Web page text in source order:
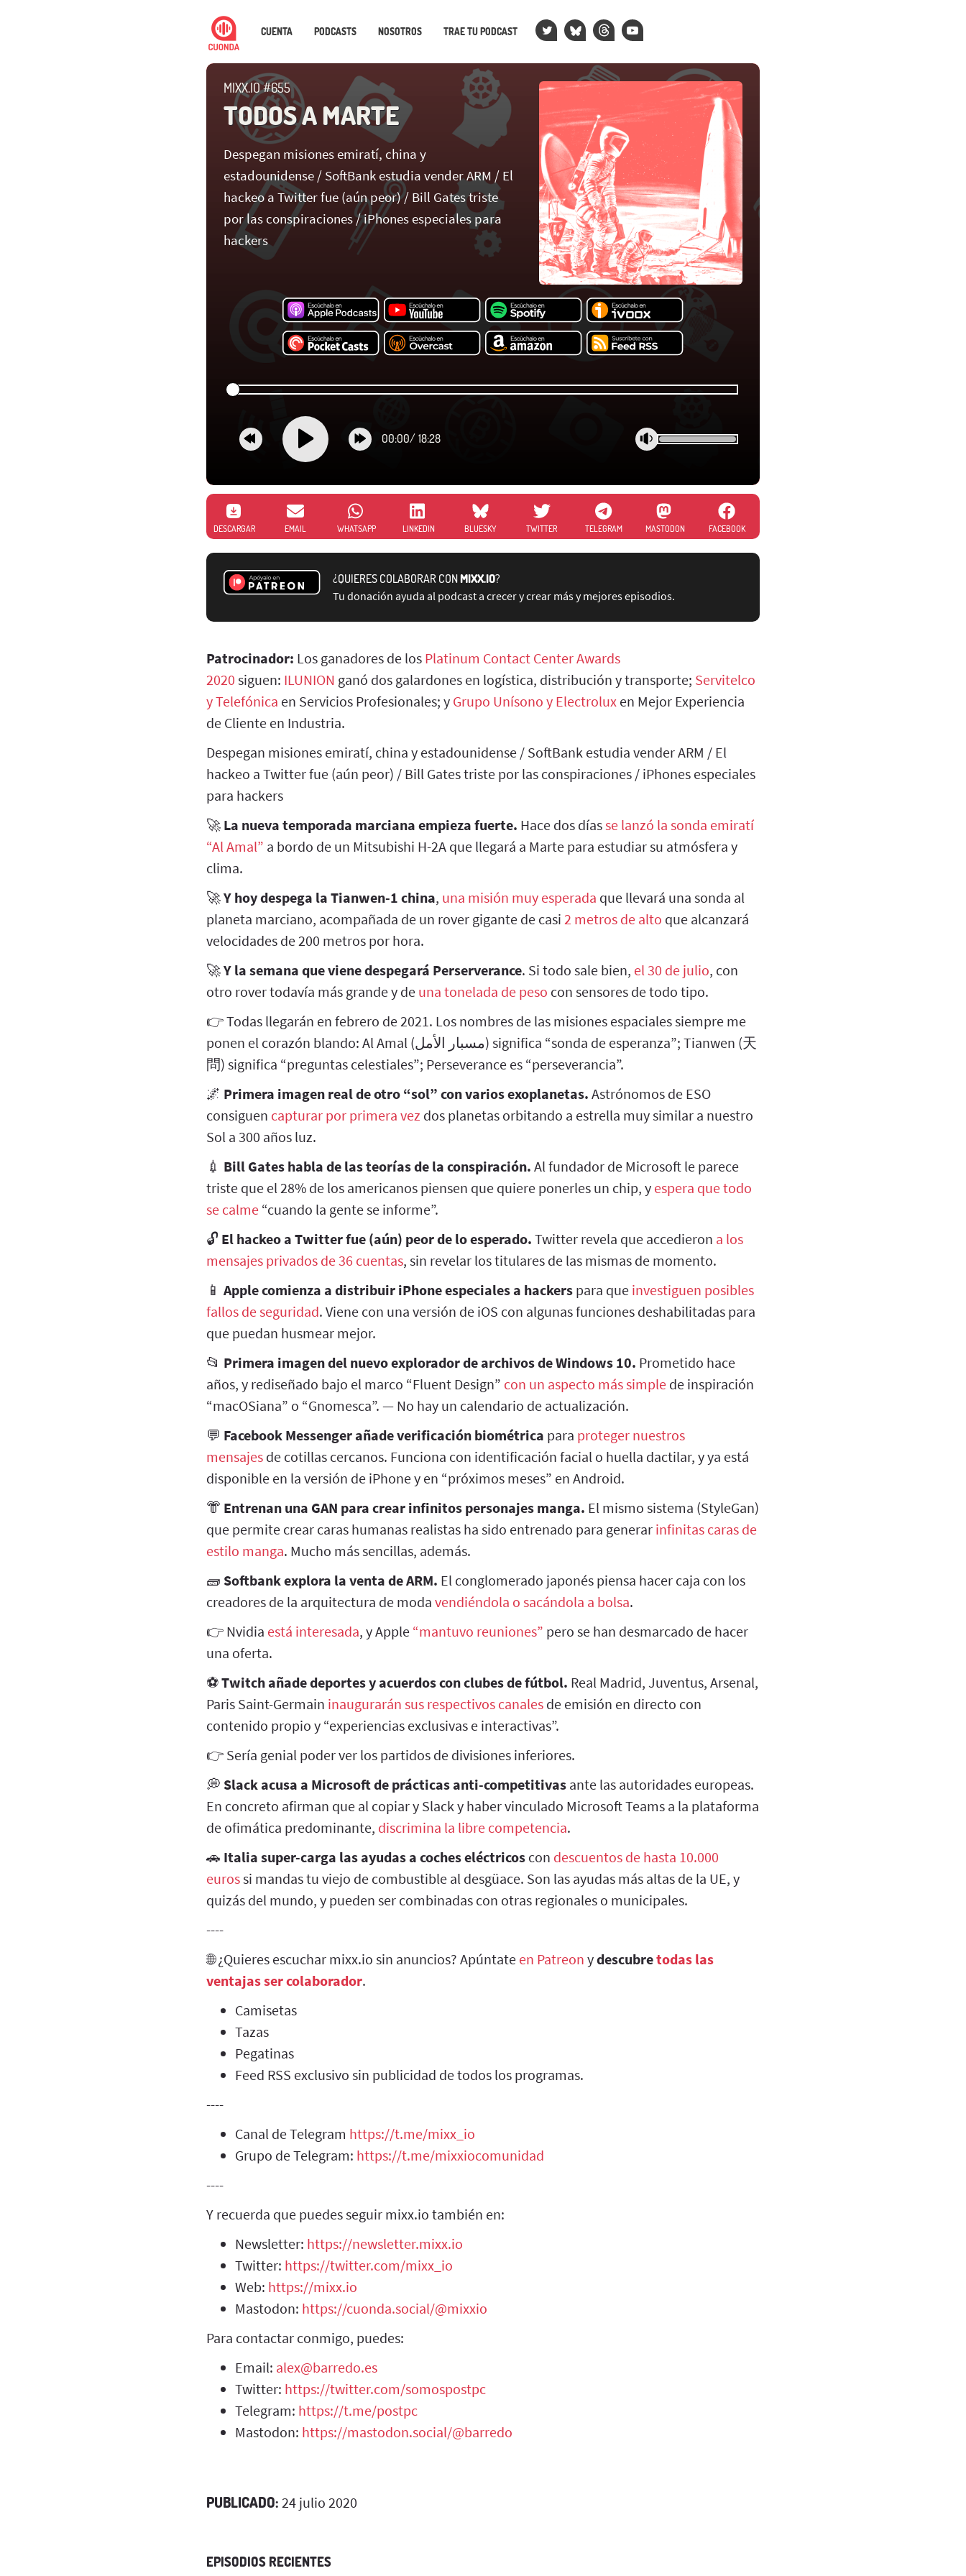
CUENTA PODCASTS NOSOTROS TRAE TU PODCAST
MIXX.IO #655
TODOS A MARTE
Despegan misiones emiratí, china y
estadounidense / SoftBank estudia vender ARM / El
hackeo a Twitter fue (aún peor) / Bill Gates triste
por las conspiraciones / iPhones especiales para
hackers
00:00/ 18:28
DESCARGAR EMAIL WHATSAPP LINKEDIN BLUESKY TWITTER TELEGRAM MASTODON FACEBOOK
¿QUIERES COLABORAR CONMIXX.IO?
Tu donación ayuda al podcast a crecer y crear más y mejores episodios.
Patrocinador: Los ganadores de los Platinum Contact Center Awards
2020 siguen: ILUNION ganó dos galardones en logística, distribución y transporte; Servitelco
y Telefónica en Servicios Profesionales; y Grupo Unísono y Electrolux en Mejor Experiencia
de Cliente en Industria.
Despegan misiones emiratí, china y estadounidense / SoftBank estudia vender ARM / El
hackeo a Twitter fue (aún peor) / Bill Gates triste por las conspiraciones / iPhones especiales
para hackers
🚀 La nueva temporada marciana empieza fuerte. Hace dos díasse lanzó la sonda emiratí
“Al Amal” a bordo de un Mitsubishi H-2A que llegará a Marte para estudiar su atmósfera y
clima.
🚀Y hoy despega la Tianwen-1 china, una misión muy esperada que llevará una sonda al
planeta marciano, acompañada de un rover gigante de casi 2 metros de alto que alcanzará
velocidades de 200 metros por hora.
🚀Y la semana que viene despegará Perserverance. Si todo sale bien, el 30 de julio, con
otro rover todavía más grande y de una tonelada de peso con sensores de todo tipo.
👉 Todas llegarán en febrero de 2021. Los nombres de las misiones espaciales siempre me
ponen el corazón blando: Al Amal (مسبار الأمل) significa “sonda de esperanza”; Tianwen (天
問) significa “preguntas celestiales”; Perseverance es “perseverancia”.
🌌 Primera imagen real de otro “sol” con varios exoplanetas. Astrónomos de ESO
consiguen capturar por primera vez dos planetas orbitando a estrella muy similar a nuestro
Sol a 300 años luz.
💉 Bill Gates habla de las teorías de la conspiración. Al fundador de Microsoft le parece
triste que el 28% de los americanos piensen que quiere ponerles un chip, y espera que todo
se calme “cuando la gente se informe”.
🔓 El hackeo a Twitter fue (aún) peor de lo esperado. Twitter revela que accedieron a los
mensajes privados de 36 cuentas, sin revelar los titulares de las mismas de momento.
📱 Apple comienza a distribuir iPhone especiales a hackers para que investiguen posibles
fallos de seguridad. Viene con una versión de iOS con algunas funciones deshabilitadas para
que puedan husmear mejor.
📂 Primera imagen del nuevo explorador de archivos de Windows 10. Prometido hace
años, y rediseñado bajo el marco “Fluent Design” con un aspecto más simple de inspiración
“macOSiana” o “Gnomesca”. — No hay un calendario de actualización.
💬 Facebook Messenger añade verificación biométrica para proteger nuestros
mensajes de cotillas cercanos. Funciona con identificación facial o huella dactilar, y ya está
disponible en la versión de iPhone y en “próximos meses” en Android.
👘 Entrenan una GAN para crear infinitos personajes manga. El mismo sistema (StyleGan)
que permite crear caras humanas realistas ha sido entrenado para generar infinitas caras de
estilo manga. Mucho más sencillas, además.
🧱 Softbank explora la venta de ARM. El conglomerado japonés piensa hacer caja con los
creadores de la arquitectura de moda vendiéndola o sacándola a bolsa.
👉 Nvidia está interesada, y Apple “mantuvo reuniones” pero se han desmarcado de hacer
una oferta.
⚽Twitch añade deportes y acuerdos con clubes de fútbol. Real Madrid, Juventus, Arsenal,
Paris Saint-Germain inaugurarán sus respectivos canales de emisión en directo con
contenido propio y “experiencias exclusivas e interactivas”.
👉 Sería genial poder ver los partidos de divisiones inferiores.
💭 Slack acusa a Microsoft de prácticas anti-competitivas ante las autoridades europeas.
En concreto afirman que al copiar y Slack y haber vinculado Microsoft Teams a la plataforma
de ofimática predominante, discrimina la libre competencia.
🚗 Italia super-carga las ayudas a coches eléctricos con descuentos de hasta 10.000
eurossi mandas tu viejo de combustible al desgüace. Son las ayudas más altas de la UE, y
quizás del mundo, y pueden ser combinadas con otras regionales o municipales.
----
🌐 ¿Quieres escuchar mixx.io sin anuncios? Apúntate en Patreon ydescubretodas las
ventajas ser colaborador.
Camisetas
Tazas
Pegatinas
Feed RSS exclusivo sin publicidad de todos los programas.
----
Canal de Telegram https://t.me/mixx_io
Grupo de Telegram: https://t.me/mixxiocomunidad
----
Y recuerda que puedes seguir mixx.io también en:
Newsletter: https://newsletter.mixx.io
Twitter: https://twitter.com/mixx_io
Web: https://mixx.io
Mastodon: https://cuonda.social/@mixxio
Para contactar conmigo, puedes:
Email: alex@barredo.es
Twitter: https://twitter.com/somospostpc
Telegram: https://t.me/postpc
Mastodon: https://mastodon.social/@barredo
PUBLICADO: 24 julio 2020
EPISODIOS RECIENTES